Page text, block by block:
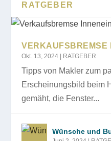
RATGEBER
VERKAUFSBREMSE
Okt. 13, 2024 RATGEBER
Tipps von Makler zum
Erscheinungsbild beim
gemäht, die Fenster...
Wünsche und